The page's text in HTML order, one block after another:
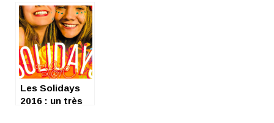
Les Solidays
2016 : un très